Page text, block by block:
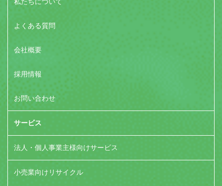
よくある質問
会社概要
採用情報
お問い合わせ
サービス
法人・個人事業主様向けサービス
小売業向けリサイクル